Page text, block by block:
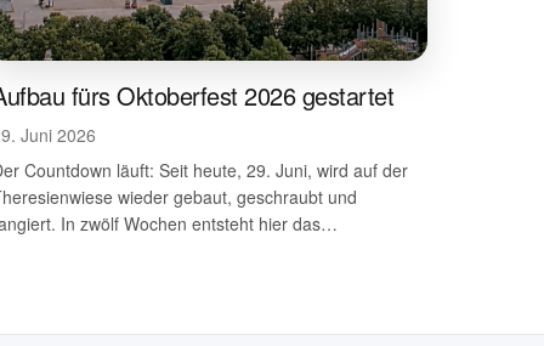
fürs Oktoberfest 2026 gestartet
Juni 2026
Countdown läuft: Seit heute, 29. Juni, wird auf der
wieder gebaut, geschraubt und
In zwölf Wochen entsteht hier das…